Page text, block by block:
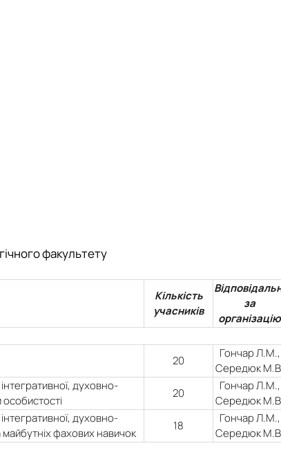
факультету
Кількість
учасників
за
організацію
20
Гончар Л.М.,
Середюк
духовно-
20
Гончар Л.М.,
Середюк
духовно-
майбутніх фахових навичок
18
Гончар Л.М.,
Середюк